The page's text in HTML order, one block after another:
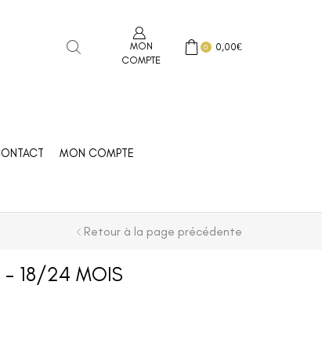
MON
COMPTE
0 0,00€
MON COMPTE
Retour à la page précédente
– 18/24 MOIS